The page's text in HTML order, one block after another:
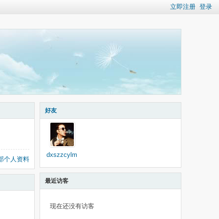
立即注册 登录
个人资料
好友
dxszzcylm
最近访客
现在还没有访客